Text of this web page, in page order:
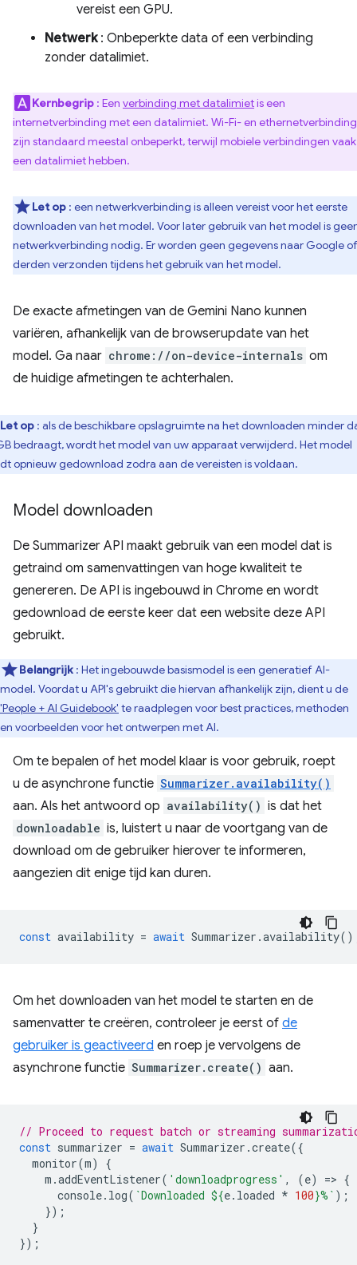
vereist een GPU.
Netwerk: Onbeperkte data of een verbinding
zonder datalimiet.
Kernbegrip : Een verbinding met datalimietis een
internetverbinding met een datalimiet. Wi-Fi- en
zijn standaard meestal onbeperkt, terwijl mobiele verbindingen
een datalimiet hebben.
Let op : een netwerkverbinding is alleen vereist voor het eerste
downloaden van het model. Voor later gebruik van het model is
netwerkverbinding nodig. Er worden geen gegevens naar Google of
derden verzonden tijdens het gebruik van het model.
De exacte afmetingen van de Gemini Nano kunnen
variëren, afhankelijk van de browserupdate van het
model. Ga naar chrome://on-device-internals om
de huidige afmetingen te achterhalen.
Let op : als de beschikbare opslagruimte na het downloaden minder
bedraagt, wordt het model van uw apparaat verwijderd. Het model
opnieuw gedownload zodra aan de vereisten is voldaan.
Model downloaden
De Summarizer API maakt gebruik van een model dat is
getraind om samenvattingen van hoge kwaliteit te
genereren. De API is ingebouwd in Chrome en wordt
gedownload de eerste keer dat een website deze API
gebruikt.
Belangrijk : Het ingebouwde basismodel is een generatief AI-
model. Voordat u API's gebruikt die hiervan afhankelijk zijn, dient u de
'People + AI Guidebook' te raadplegen voor best practices, methoden
en voorbeelden voor het ontwerpen met AI.
Om te bepalen of het model klaar is voor gebruik, roept
u de asynchrone functie Summarizer.availability()
aan. Als het antwoord op availability() is dat het
downloadable is, luistert u naar de voortgang van de
download om de gebruiker hierover te informeren,
aangezien dit enige tijd kan duren.
const availability = await Summarizer .availability
Om het downloaden van het model te starten en de
samenvatter te creëren, controleer je eerst of de
gebruiker is geactiveerd en roep je vervolgens de
asynchrone functie Summarizer.create() aan.
// Proceed to request batch or streaming
const summarizer = await Summarizer .create({
monitor(m)
{
m .addEventListener( 'downloadprogress' , (e) => {
console. log( `Downloaded ${e. loaded * 100}%` );
});
}
});